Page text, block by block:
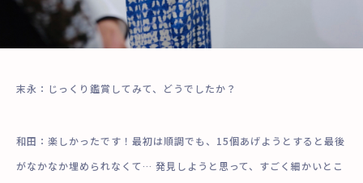
末永：じっくり鑑賞してみて、どうでしたか？
和田：楽しかったです！最初は順調でも、15個あげようとすると最後
がなかなか埋められなくて… 発見しようと思って、すごく細かいとこ